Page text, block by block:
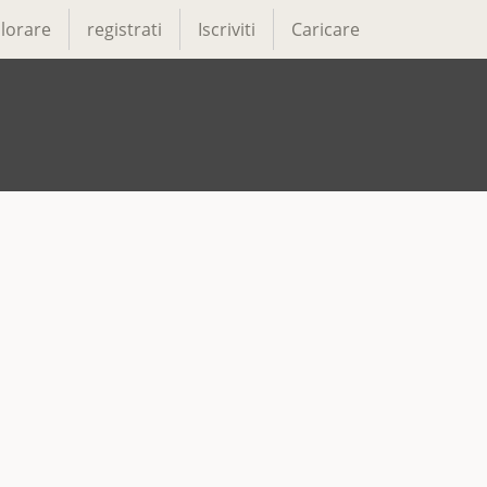
registrati Iscriviti Caricare